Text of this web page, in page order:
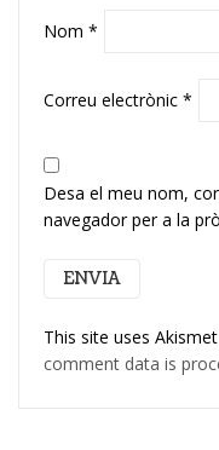
Nom *
Correu electrònic *
Desa el meu nom,
navegador per a la
This site uses
comment data is